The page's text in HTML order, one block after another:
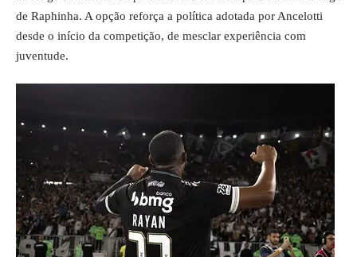
de Raphinha. A opção reforça a política adotada por Ancelotti
desde o início da competição, de mesclar experiência com
juventude.